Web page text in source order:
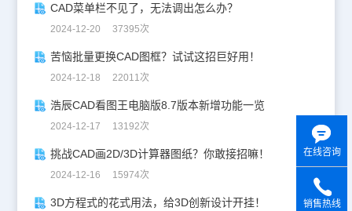
CAD菜单栏不见了，无法调出怎么办？
2024-12-20 37395次
苦恼批量更换CAD图框？试试这招巨好用！
2024-12-18 22011次
浩辰CAD看图王电脑版8.7版本新增功能一览
2024-12-17 13192次
挑战CAD画2D/3D计算器图纸？你敢接招嘛！
2024-12-16 15974次
3D方程式的花式用法，给3D创新设计开挂！
在线咨询
销售热线